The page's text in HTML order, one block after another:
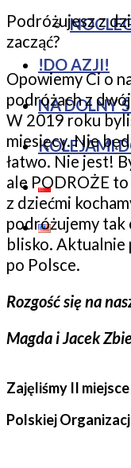
!DO AZJI!
NA DOLNY
KOLEJAMI
Podróżujesz z
zacząć?
Opowiemy Ci o
podróżach z
W 2019 roku
miesięcy. Nie
łatwo. Nie jest!
ale PODROŻE
z dziećmi
podróżujemy tak
blisko. Aktualnie
po Polsce.
Rozgość się na
Magda i Jacek
Zajęliśmy II
Polskiej